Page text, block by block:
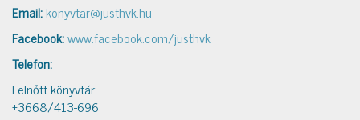
Email:konyvtar@justhvk.hu
Facebook:www.facebook.com/justhvk
Telefon:
Felnőtt könyvtár:
+3668/413-696